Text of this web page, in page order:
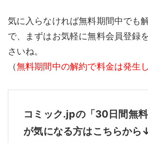
気に入らなければ無料期間中でも
で、まずはお気軽に無料会員登録
さいね。
（無料期間中の解約で料金は発生
コミック.jpの「30日間無料
が気になる方はこちらから